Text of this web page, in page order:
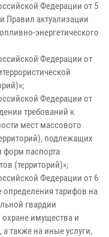
Федерации от 5
Правил актуализации
энергетического
Федерации от
Федерации от
требований к
мест массового
подлежащих
форм паспорта
(территорий)»;
Федерации от 6
определения тарифов на
гвардии
имущества и
также на иные услуги,